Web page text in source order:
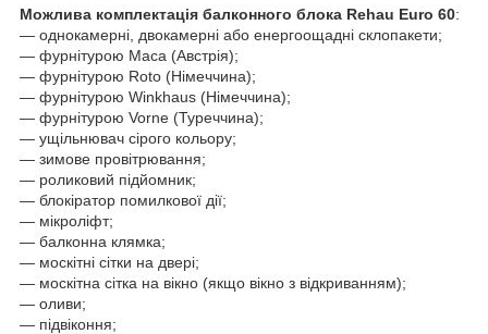
Можлива комплектація балконного блока Rehau Euro 60:
— однокамерні, двокамерні або енергоощадні склопакети;
— фурнітурою Маса (Австрія);
— фурнітурою Roto (Німеччина);
— фурнітурою Winkhaus (Німеччина);
— фурнітурою Vorne (Туреччина);
— ущільнювач сірого кольору;
— зимове провітрювання;
— роликовий підйомник;
— блокіратор помилкової дії;
— мікроліфт;
— балконна клямка;
— москітні сітки на двері;
— москітна сітка на вікно (якщо вікно з відкриванням);
— оливи;
— підвіконня;